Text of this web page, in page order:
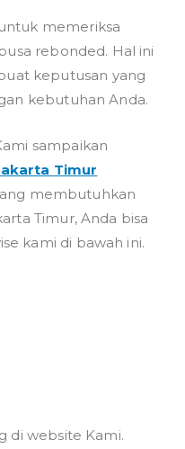
memeriksa
rebonded. Hal ini
keputusan yang
kebutuhan Anda.
sampaikan
Timur
membutuhkan
Timur, Anda bisa
kami di bawah ini.
di website Kami.